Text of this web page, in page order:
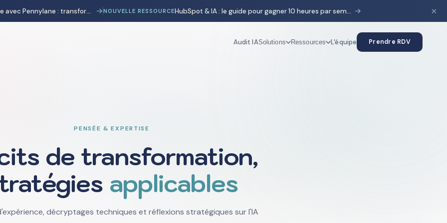
Automatisation comptable avec Pennylane : transformer la charge administrative en avantage stratégique →NOUVELLE RESSOURCE HubSpot & IA : le guide pour gagner 10 heures par semaine → ×
Audit IASolutions Ressources L'équipe Prendre RDV
PENSÉE & EXPERTISE
de transformation,
applicables
décryptages techniques et réflexions stratégiques sur l'IA